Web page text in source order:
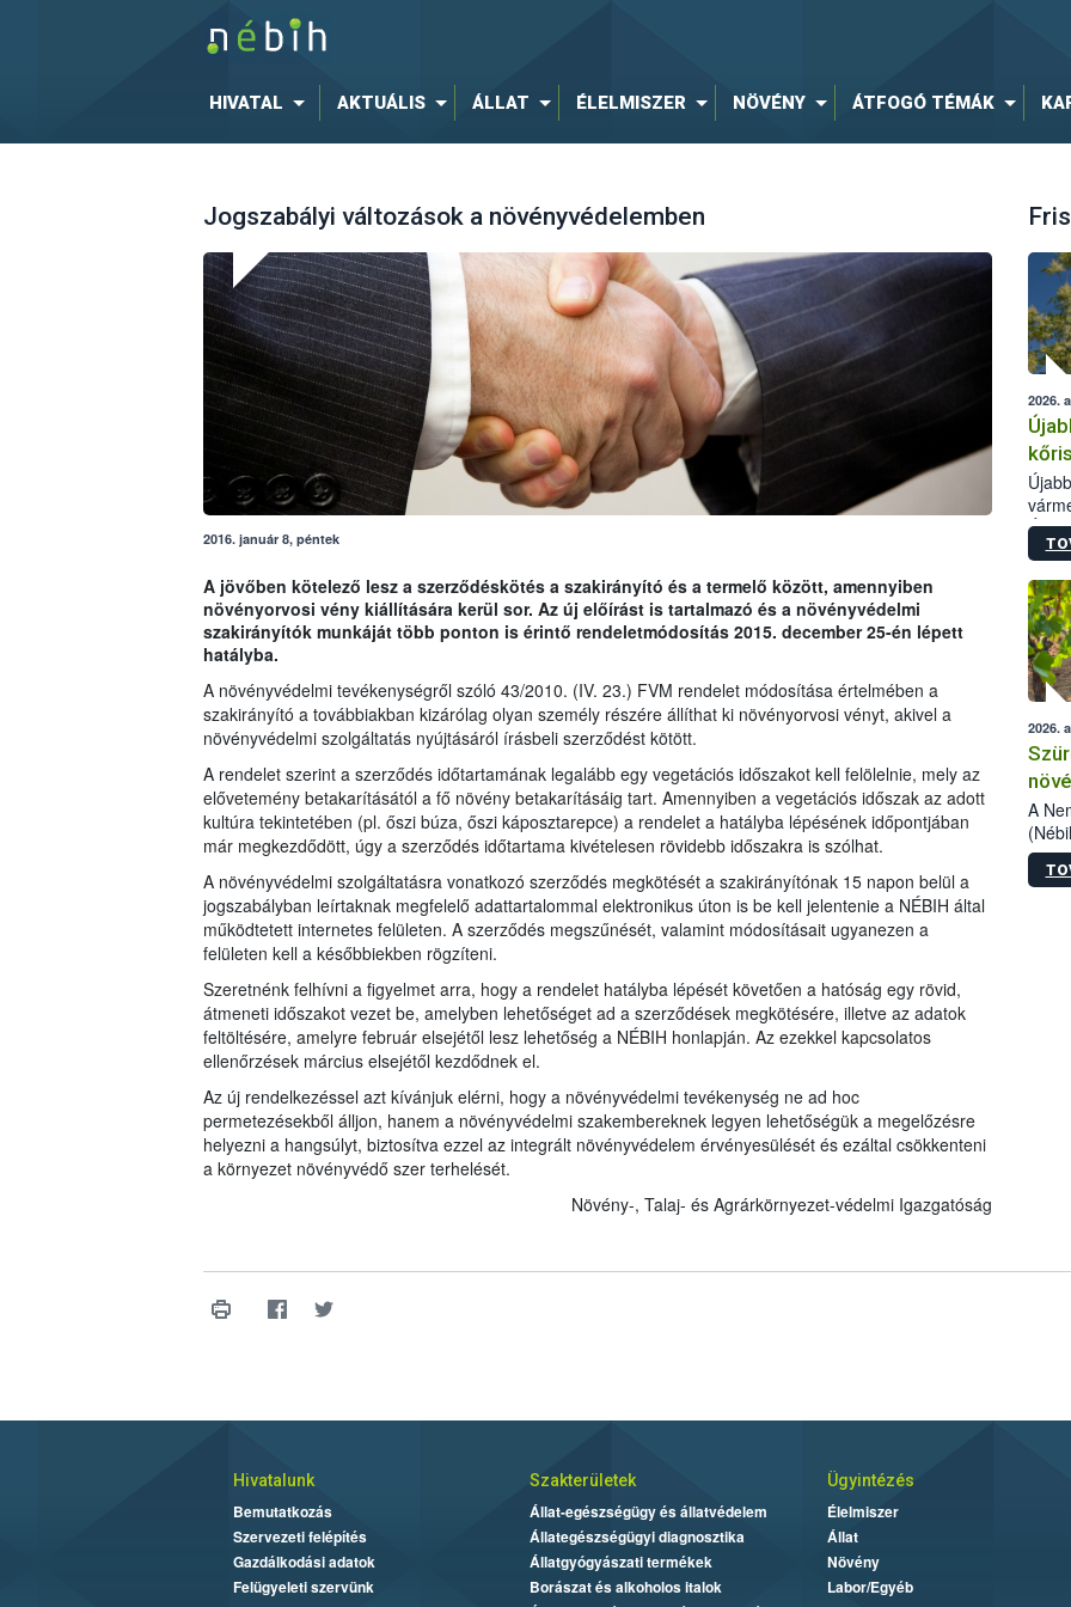
HIVATAL AKTUÁLIS ÁLLAT ÉLELMISZER NÖVÉNY ÁTFOGÓ TÉMÁK
Jogszabályi változások a növényvédelemben
2016. január 8, péntek
A jövőben kötelező lesz a szerződéskötés a szakirányító és a termelő között, amennyiben
növényorvosi vény kiállítására kerül sor. Az új előírást is tartalmazó és a növényvédelmi
szakirányítók munkáját több ponton is érintő rendeletmódosítás 2015. december 25-én lépett
hatályba.
A növényvédelmi tevékenységről szóló 43/2010. (IV. 23.) FVM rendelet módosítása értelmében a
szakirányító a továbbiakban kizárólag olyan személy részére állíthat ki növényorvosi vényt, akivel a
növényvédelmi szolgáltatás nyújtásáról írásbeli szerződést kötött.
A rendelet szerint a szerződés időtartamának legalább egy vegetációs időszakot kell felölelnie, mely az
elővetemény betakarításától a fő növény betakarításáig tart. Amennyiben a vegetációs időszak az adott
kultúra tekintetében (pl. őszi búza, őszi káposztarepce) a rendelet a hatályba lépésének időpontjában
már megkezdődött, úgy a szerződés időtartama kivételesen rövidebb időszakra is szólhat.
A növényvédelmi szolgáltatásra vonatkozó szerződés megkötését a szakirányítónak 15 napon belül a
jogszabályban leírtaknak megfelelő adattartalommal elektronikus úton is be kell jelentenie a NÉBIH által
működtetett internetes felületen. A szerződés megszűnését, valamint módosításait ugyanezen a
felületen kell a későbbiekben rögzíteni.
Szeretnénk felhívni a figyelmet arra, hogy a rendelet hatályba lépését követően a hatóság egy rövid,
átmeneti időszakot vezet be, amelyben lehetőséget ad a szerződések megkötésére, illetve az adatok
feltöltésére, amelyre február elsejétől lesz lehetőség a NÉBIH honlapján. Az ezekkel kapcsolatos
ellenőrzések március elsejétől kezdődnek el.
Az új rendelkezéssel azt kívánjuk elérni, hogy a növényvédelmi tevékenység ne ad hoc
permetezésekből álljon, hanem a növényvédelmi szakembereknek legyen lehetőségük a megelőzésre
helyezni a hangsúlyt, biztosítva ezzel az integrált növényvédelem érvényesülését és ezáltal csökkenteni
a környezet növényvédő szer terhelését.
Növény-, Talaj- és Agrárkörnyezet-védelmi Igazgatóság
2026.
2026.
A
Hivatalunk
Bemutatkozás
Szervezeti felépítés
Gazdálkodási adatok
Felügyeleti szervünk
Szakterületek
Állat-egészségügy és állatvédelem
Állategészségügyi diagnosztika
Állatgyógyászati termékek
Borászat és alkoholos italok
Ügyintézés
Élelmiszer
Állat
Növény
Labor/Egyéb